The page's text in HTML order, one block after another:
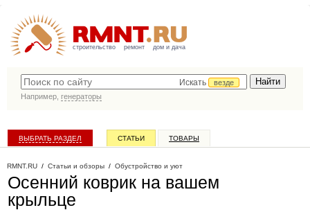
строительство ремонт дом и дача
Искать
везде
Например, генераторы
ВЫБРАТЬ РАЗДЕЛ СТАТЬИ ТОВАРЫ
RMNT.RU / Статьи и обзоры / Обустройство и уют
Осенний коврик на вашем
крыльце